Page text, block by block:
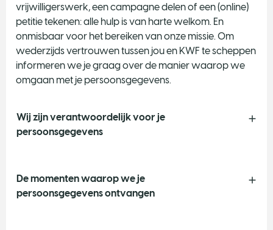
vrijwilligerswerk, een campagne delen of een (online)
petitie tekenen: alle hulp is van harte welkom. En
onmisbaar voor het bereiken van onze missie. Om
wederzijds vertrouwen tussen jou en KWF te scheppen
informeren we je graag over de manier waarop we
omgaan met je persoonsgegevens.
Wij zijn verantwoordelijk voor je
persoonsgegevens
De momenten waarop we je
persoonsgegevens ontvangen